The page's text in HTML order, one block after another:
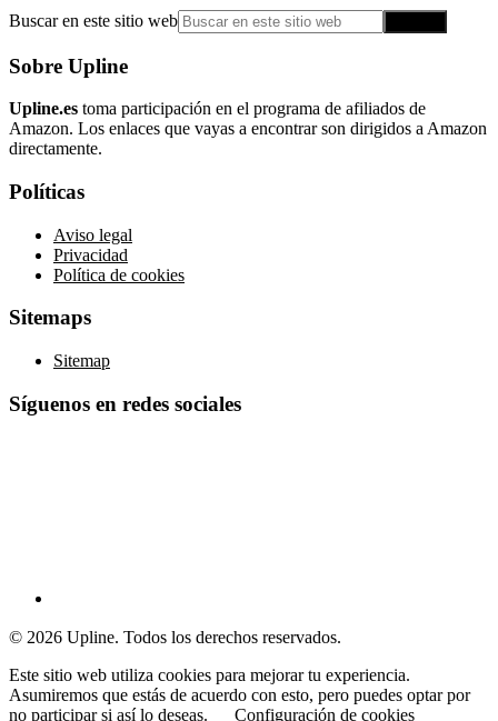
Buscar en este sitio web
Sobre Upline
Upline.es toma participación en el programa de afiliados de
Amazon. Los enlaces que vayas a encontrar son dirigidos a Amazon
directamente.
Políticas
Aviso legal
Privacidad
Política de cookies
Sitemaps
Sitemap
Síguenos en redes sociales
© 2026 Upline. Todos los derechos reservados.
Este sitio web utiliza cookies para mejorar tu experiencia.
Asumiremos que estás de acuerdo con esto, pero puedes optar por
no participar si así lo deseas.
Configuración de cookies